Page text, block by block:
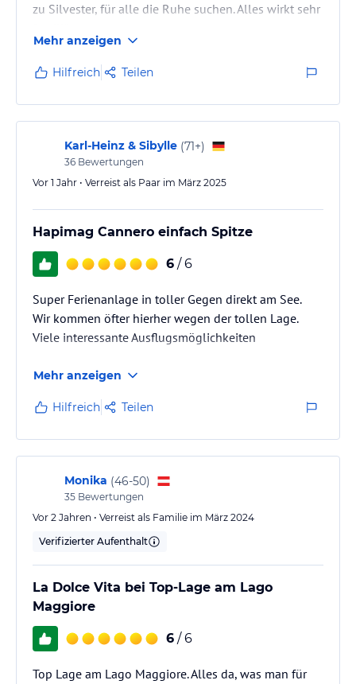
zu Silvester, für alle die Ruhe suchen. Alles wirkt sehr
Mehr anzeigen
Hilfreich Teilen
Karl-Heinz & Sibylle (71+)
36 Bewertungen
Vor 1 Jahr • Verreist als Paar im März 2025
Hapimag Cannero einfach Spitze
6 / 6
Super Ferienanlage in toller Gegen direkt am See.
Wir kommen öfter hierher wegen der tollen Lage.
Viele interessante Ausflugsmöglichkeiten
Mehr anzeigen
Hilfreich Teilen
Monika (46-50)
35 Bewertungen
Vor 2 Jahren • Verreist als Familie im März 2024
Verifizierter Aufenthalt
La Dolce Vita bei Top-Lage am Lago
Maggiore
6 / 6
Top Lage am Lago Maggiore. Alles da, was man für